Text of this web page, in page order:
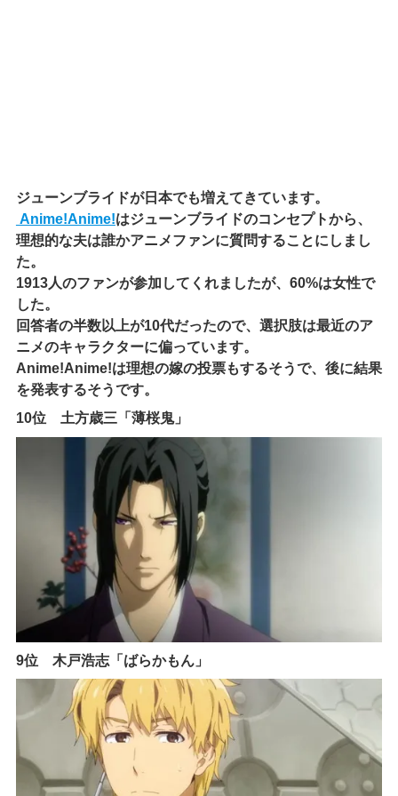
ジューンブライドが日本でも増えてきています。
Anime!Anime!はジューンブライドのコンセプトから、
理想的な夫は誰かアニメファンに質問することにしまし
た。
1913人のファンが参加してくれましたが、60%は女性で
した。
回答者の半数以上が10代だったので、選択肢は最近のア
ニメのキャラクターに偏っています。
Anime!Anime!は理想の嫁の投票もするそうで、後に結果
を発表するそうです。
10位 土方歳三「薄桜鬼」
9位 木戸浩志「ばらかもん」